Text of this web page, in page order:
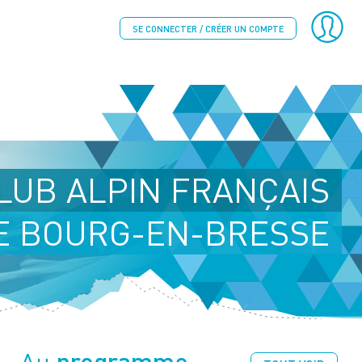
SE CONNECTER / CRÉER UN COMPTE
ALPIN FRANÇAIS
BOURG-EN-BRESSE